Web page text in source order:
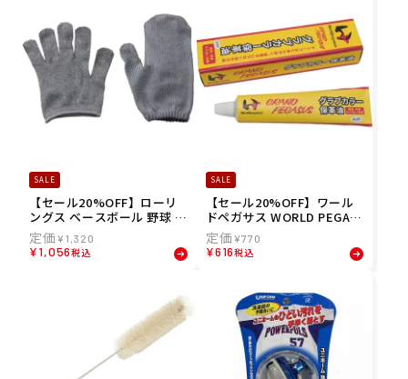
SALE
【セール20%OFF】ローリ
ングス ベースボール 野球 ア
クセサリー メンズ レディー
ス シャインシャイン EAOL1
1S02 23FW 秋冬 Rawlings
¥1,320
¥1,056税込
SALE
【セール20%OFF】ワール
ドペガサス WORLD PEGAS
US ベースボール 野球 ソフ
トボール カラーグラブ 保革
油 WEOGPC
¥770
¥616税込